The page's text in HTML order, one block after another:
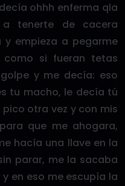
ohhh enferma qla
tenerte de cacera
empieza a pegarme
si fueran tetas
y me decía: eso
tu macho, le decía tú
otra vez y con mis
que me ahogara,
hacía una llave en la
parar, me la sacaba
en eso me escupía la